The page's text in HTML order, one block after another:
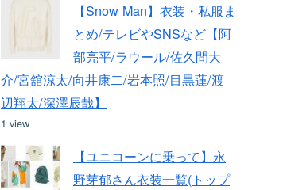
【Snow Man】衣装・私服ま
とめ/テレビやSNSなど【阿
部亮平/ラウール/佐久間大
介/宮舘涼太/向井康二/岩本照/目黒蓮/渡
辺翔太/深澤辰哉】
1 view
【ユニコーンに乗って】永
野芽郁さん衣装一覧(トップ